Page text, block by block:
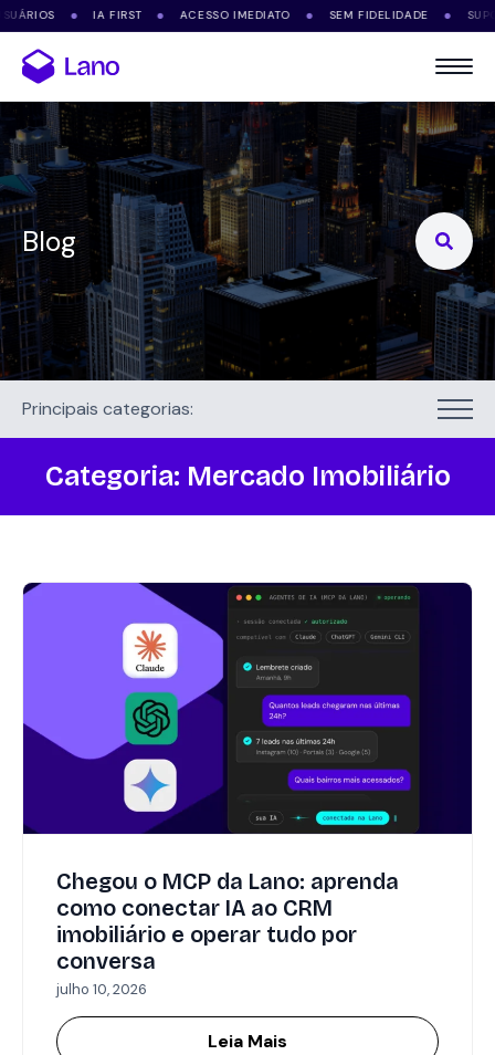
● IA FIRST ● ACESSO IMEDIATO ● SEM FIDELIDADE ● SUPORTE
Blog
Search
for:
Principais categorias:
Categoria: Mercado Imobiliário
Chegou o MCP da Lano: aprenda
como conectar IA ao CRM
imobiliário e operar tudo por
conversa
julho 10, 2026
Leia Mais